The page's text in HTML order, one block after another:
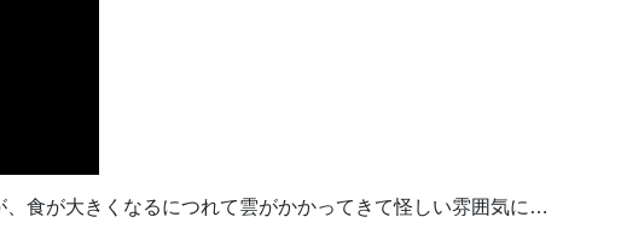
食が大きくなるにつれて雲がかかってきて怪しい雰囲気に…